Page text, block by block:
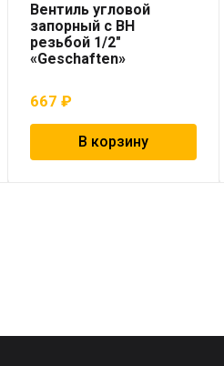
Вентиль угловой
запорный с ВН
резьбой 1/2″
«Geschaften»
667₽
В корзину